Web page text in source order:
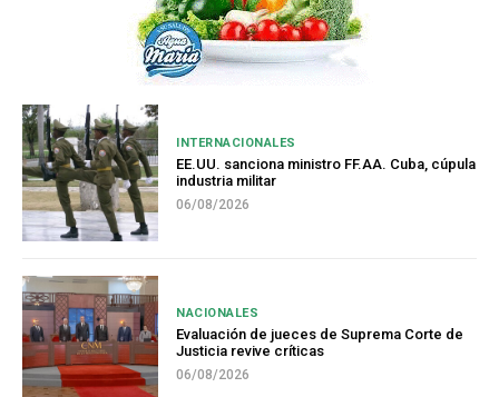
INTERNACIONALES
EE.UU. sanciona ministro FF.AA. Cuba, cúpula
industria militar
06/08/2026
NACIONALES
Evaluación de jueces de Suprema Corte de
Justicia revive críticas
06/08/2026